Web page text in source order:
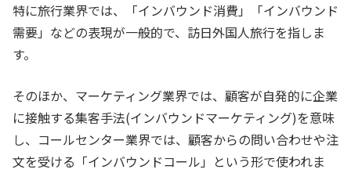
特に旅行業界では、「インバウンド消費」「インバウンド
需要」などの表現が一般的で、訪日外国人旅行を指しま
す。
そのほか、マーケティング業界では、顧客が自発的に企業
に接触する集客手法(インバウンドマーケティング)を意味
し、コールセンター業界では、顧客からの問い合わせや注
文を受ける「インバウンドコール」という形で使われま